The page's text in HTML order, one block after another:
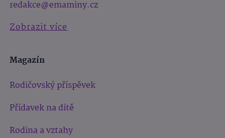
redakce@emaminy.cz
Zobrazit více
Magazín
Rodičovský příspěvek
Přídavek na dítě
Rodina a vztahy